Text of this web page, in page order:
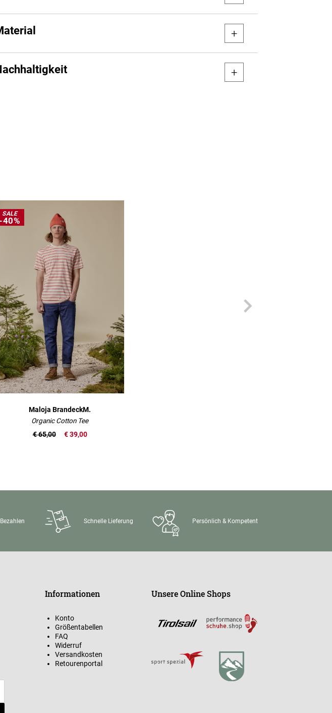
SALE
-40%
Maloja BrandeckM.
Organic Cotton Tee
€ 39,00
€ 65,00
Schnelle Lieferung Persönlich & Kompetent
Informationen
Konto
Größentabellen
FAQ
Widerruf
Versandkosten
Retourenportal
Unsere Online Shops